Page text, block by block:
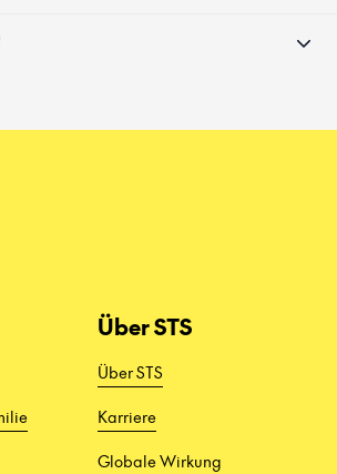
Über STS
Über STS
Karriere
Globale Wirkung